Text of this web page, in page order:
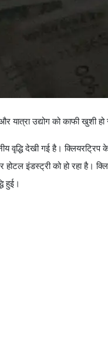
उद्योग को काफी खुशी हो
देखी गई है। क्लियरट्रिप के
इंडस्ट्री को हो रहा है।
हुई।